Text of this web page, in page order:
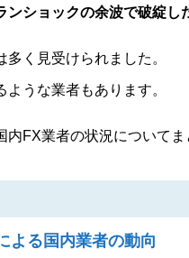
ショックの余波で破綻し
く見受けられました。
うな業者もあります。
FX業者の状況についてま
よる国内業者の動向